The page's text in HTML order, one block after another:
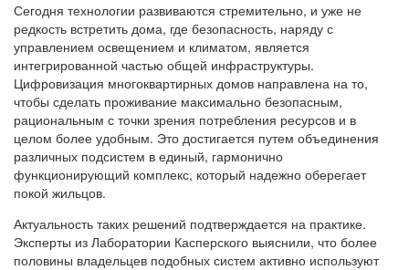
Сегодня технологии развиваются стремительно, и уже не
редкость встретить дома, где безопасность, наряду с
управлением освещением и климатом, является
интегрированной частью общей инфраструктуры.
Цифровизация многоквартирных домов направлена на то,
чтобы сделать проживание максимально безопасным,
рациональным с точки зрения потребления ресурсов и в
целом более удобным. Это достигается путем объединения
различных подсистем в единый, гармонично
функционирующий комплекс, который надежно оберегает
покой жильцов.
Актуальность таких решений подтверждается на практике.
Эксперты из Лаборатории Касперского выяснили, что более
половины владельцев подобных систем активно используют